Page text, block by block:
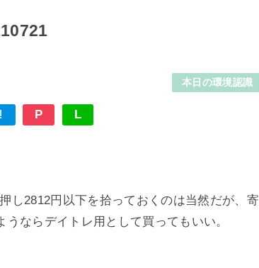
本日の環境認識
P L
し2812円以下を拾っておくのは当然だが、寄
ならデイトレ用として買ってもいい。